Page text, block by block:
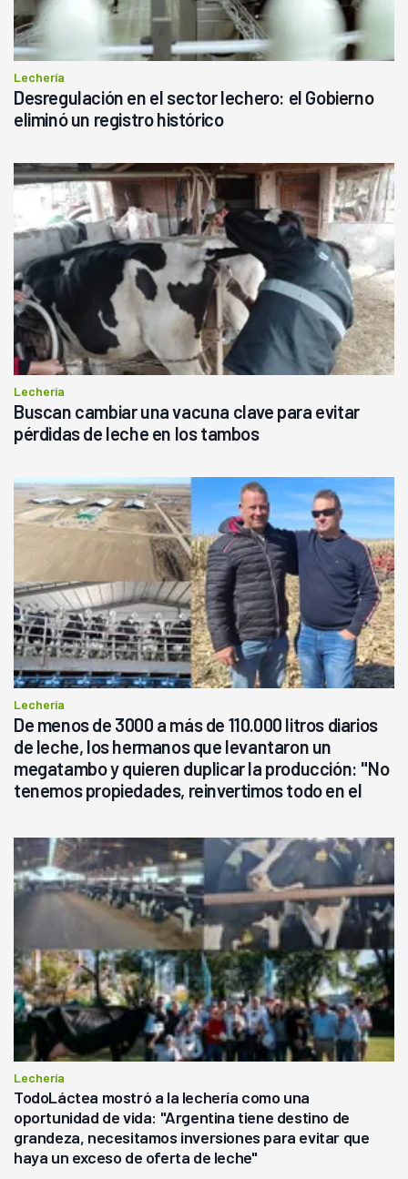
Lechería
Desregulación en el sector lechero: el Gobierno
eliminó un registro histórico
Lechería
Buscan cambiar una vacuna clave para evitar
pérdidas de leche en los tambos
Lechería
De menos de 3000 a más de 110.000 litros diarios
de leche, los hermanos que levantaron un
megatambo y quieren duplicar la producción: "No
tenemos propiedades, reinvertimos todo en el
Lechería
TodoLáctea mostró a la lechería como una
oportunidad de vida: "Argentina tiene destino de
grandeza, necesitamos inversiones para evitar que
haya un exceso de oferta de leche"